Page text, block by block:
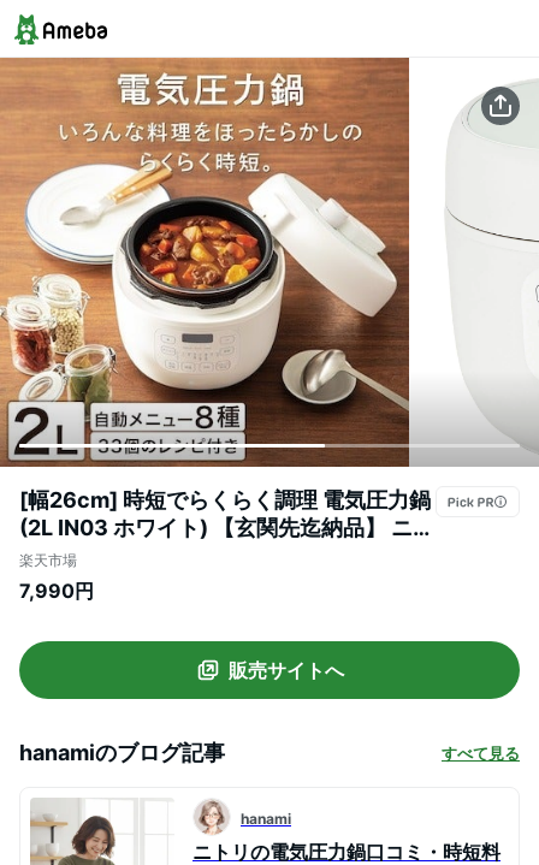
[幅26cm] 時短でらくらく調理 電気圧力鍋
(2L IN03 ホワイト) 【玄関先迄納品】 ニト
リ
楽天市場
7,990円
販売サイトへ
hanamiのブログ記事 すべて見る
hanami
ニトリの電気圧力鍋口コミ・時短料